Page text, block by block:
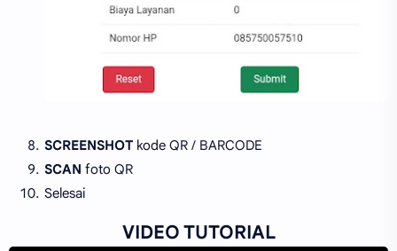
SCREENSHOT kode QR / BARCODE
SCAN foto QR
Selesai
VIDEO TUTORIAL